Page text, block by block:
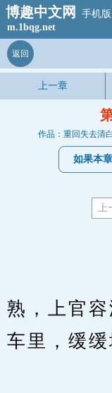
博趣中文网
手机版
m.1bqg.net
返回
上一章
作品：重回失去清
如果本
上
一
熟，上官
车里，缓缓